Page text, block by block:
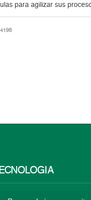
para agilizar sus